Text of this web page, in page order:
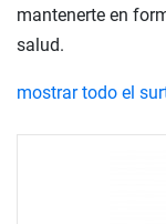
mantenerte en
salud.
mostrar todo el